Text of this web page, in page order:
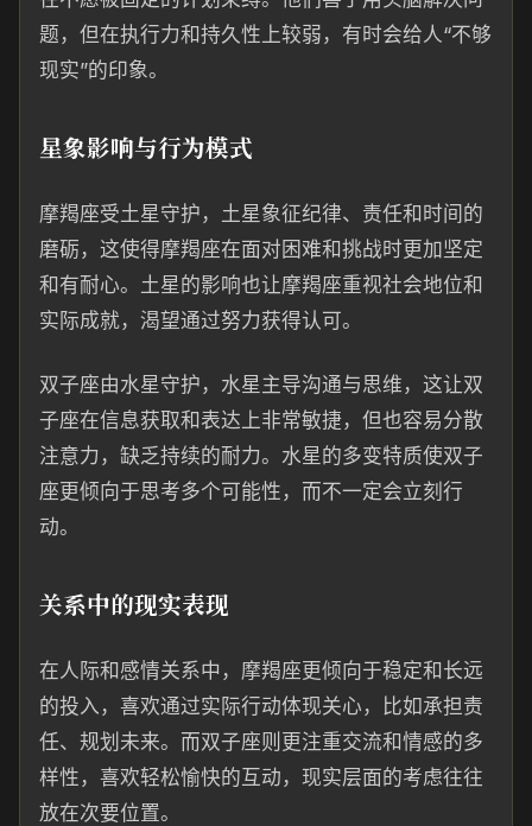
题，但在执行力和持久性上较弱，有时会给人“不够
现实”的印象。
星象影响与行为模式
摩羯座受土星守护，土星象征纪律、责任和时间的
磨砺，这使得摩羯座在面对困难和挑战时更加坚定
和有耐心。土星的影响也让摩羯座重视社会地位和
实际成就，渴望通过努力获得认可。
双子座由水星守护，水星主导沟通与思维，这让双
子座在信息获取和表达上非常敏捷，但也容易分散
注意力，缺乏持续的耐力。水星的多变特质使双子
座更倾向于思考多个可能性，而不一定会立刻行
动。
关系中的现实表现
在人际和感情关系中，摩羯座更倾向于稳定和长远
的投入，喜欢通过实际行动体现关心，比如承担责
任、规划未来。而双子座则更注重交流和情感的多
样性，喜欢轻松愉快的互动，现实层面的考虑往往
放在次要位置。